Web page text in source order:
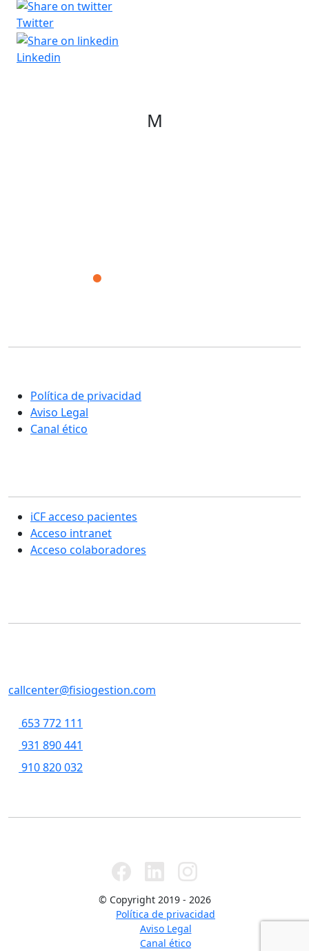
Twitter
Linkedin
M
Política de privacidad
Aviso Legal
Canal ético
iCF acceso pacientes
Acceso intranet
Acceso colaboradores
callcenter@fisiogestion.com
653 772 111
931 890 441
910 820 032
© Copyright 2019 - 2026
Política de privacidad
Aviso Legal
Canal ético